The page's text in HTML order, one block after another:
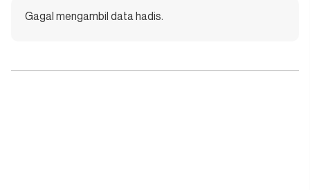
Gagal mengambil data hadis.